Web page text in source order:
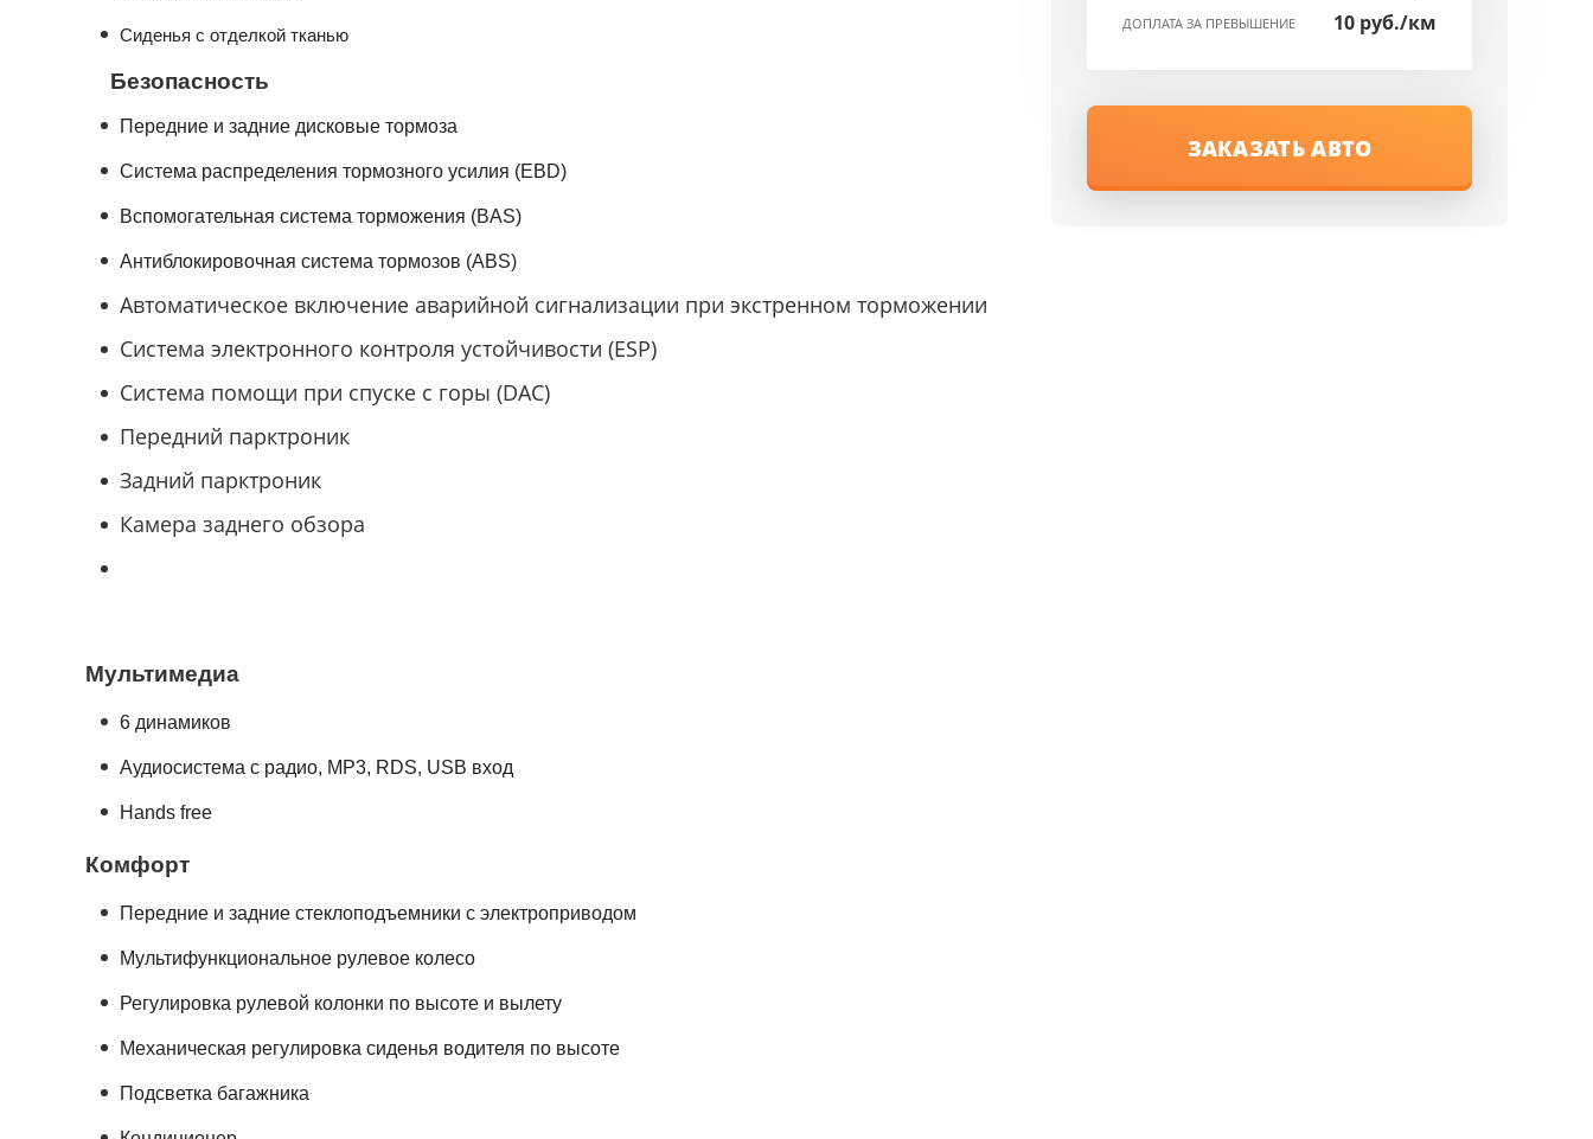
Сиденья с отделкой тканью
Безопасность
Передние и задние дисковые тормоза
Система распределения тормозного усилия (EBD)
Вспомогательная система торможения (BAS)
Антиблокировочная система тормозов (ABS)
Автоматическое включение аварийной сигнализации при экстренном торможении
Система электронного контроля устойчивости (ESP)
Система помощи при спуске с горы (DAC)
Передний парктроник
Задний парктроник
Камера заднего обзора
Мультимедиа
6 динамиков
Аудиосистема с радио, MP3, RDS, USB вход
Hands free
Комфорт
Передние и задние стеклоподъемники с электроприводом
Мультифункциональное рулевое колесо
Регулировка рулевой колонки по высоте и вылету
Механическая регулировка сиденья водителя по высоте
Подсветка багажника
ДОПЛАТА ЗА ПРЕВЫШЕНИЕ 10 руб./км
ЗАКАЗАТЬ АВТО